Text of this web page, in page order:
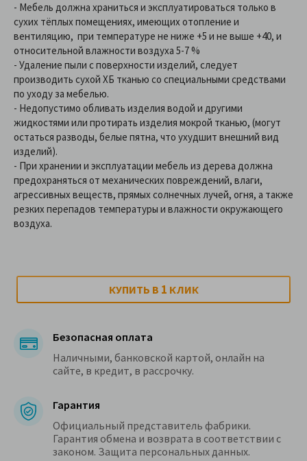
- Мебель должна храниться и эксплуатироваться только в
сухих тёплых помещениях, имеющих отопление и
вентиляцию, при температуре не ниже +5 и не выше +40, и
относительной влажности воздуха 5-7 %
- Удаление пыли с поверхности изделий, следует
производить сухой ХБ тканью со специальными средствами
по уходу за мебелью.
- Недопустимо обливать изделия водой и другими
жидкостями или протирать изделия мокрой тканью, (могут
остаться разводы, белые пятна, что ухудшит внешний вид
изделий).
- При хранении и эксплуатации мебель из дерева должна
предохраняться от механических повреждений, влаги,
агрессивных веществ, прямых солнечных лучей, огня, а также
резких перепадов температуры и влажности окружающего
воздуха.
КУПИТЬ В 1 КЛИК
Безопасная оплата
Наличными, банковской картой, онлайн на
сайте, в кредит, в рассрочку.
Гарантия
Официальный представитель фабрики.
Гарантия обмена и возврата в соответствии с
законом. Защита персональных данных.